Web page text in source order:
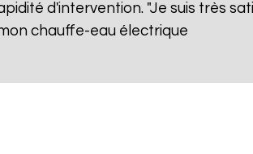
d'intervention. "Je suis très
chauffe-eau électrique